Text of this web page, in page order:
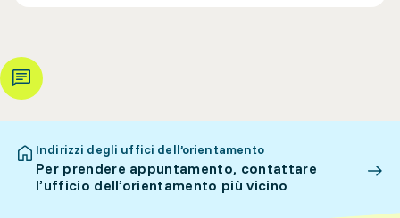
Indirizzi degli uffici dell’orientamento
Per prendere appuntamento, contattare
l’ufficio dell’orientamento più vicino